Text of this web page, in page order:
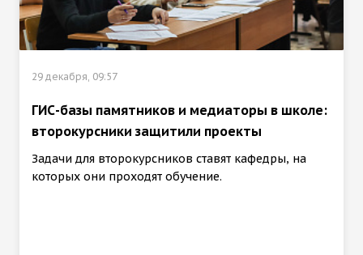
29 декабря, 09:57
ГИС-базы памятников и медиаторы в школе:
второкурсники защитили проекты
Задачи для второкурсников ставят кафедры, на
которых они проходят обучение.